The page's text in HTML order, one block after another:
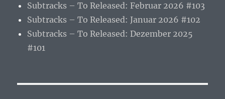
Subtracks – To Released: Februar 2026 #103
Subtracks – To Released: Januar 2026 #102
Subtracks – To Released: Dezember 2025
#101